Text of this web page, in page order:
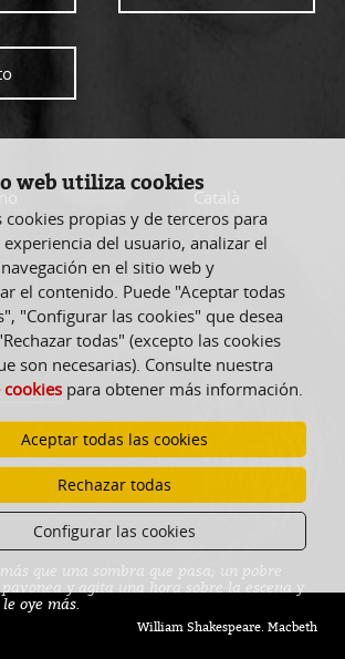
que una sombra que pasa; un pobre
pavonea y agita una hora sobre la escena y
oye más.
William Shakespeare. Macbeth
web utiliza cookies
cookies propias y de terceros para
del usuario, analizar el
en el sitio web y
el contenido. Puede "Aceptar todas
"Configurar las cookies" que desea
todas" (excepto las cookies
son necesarias). Consulte nuestra
para obtener más información.
Aceptar todas las cookies
Rechazar todas
Configurar las cookies